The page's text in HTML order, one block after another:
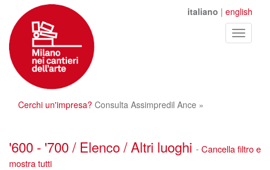
Toggle
Cerchi un'impresa? Consulta Assimpredil Ance »
italiano | english
'600 - '700 / Elenco / Altri luoghi - Cancella filtro e
mostra tutti